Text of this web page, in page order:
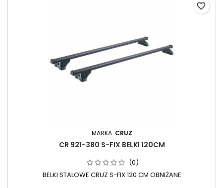
MARKA: CRUZ
CR 921-380 S-FIX BELKI 120CM
(0)
BELKI STALOWE CRUZ S-FIX 120 CM OBNIŻANE
favorite_border